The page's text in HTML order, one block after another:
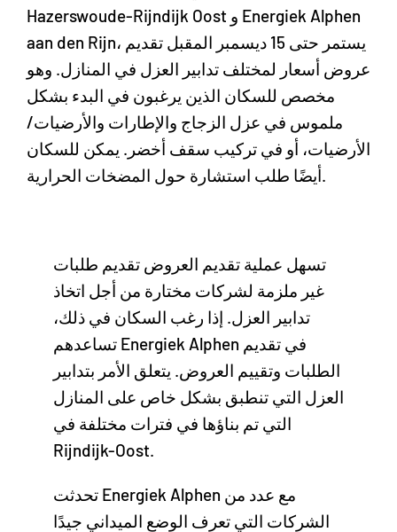
Hazerswoude-Rijndijk Oost و Energiek Alphen
aan den Rijn، يستمر حتى 15 ديسمبر المقبل تقديم
عروض أسعار لمختلف تدابير العزل في المنازل. وهو
مخصص للسكان الذين يرغبون في البدء بشكل
ملموس في عزل الزجاج والإطارات والأرضيات/
الأرضيات، أو في تركيب سقف أخضر. يمكن للسكان
أيضًا طلب استشارة حول المضخات الحرارية.
تسهل عملية تقديم العروض تقديم طلبات
غير ملزمة لشركات مختارة من أجل اتخاذ
تدابير العزل. إذا رغب السكان في ذلك،
تساعدهم Energiek Alphen في تقديم
الطلبات وتقييم العروض. يتعلق الأمر بتدابير
العزل التي تنطبق بشكل خاص على المنازل
التي تم بناؤها في فترات مختلفة في
Rijndijk-Oost.
تحدثت Energiek Alphen مع عدد من
الشركات التي تعرف الوضع الميداني جيدًا